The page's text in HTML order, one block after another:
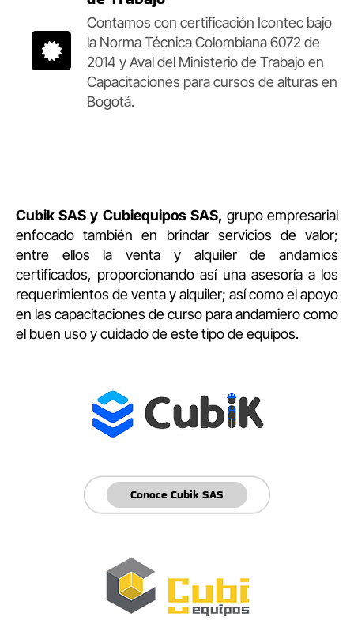
Contamos con certificación Icontec bajo
la Norma Técnica Colombiana 6072 de
2014 y Aval del Ministerio de Trabajo en
Capacitaciones para cursos de alturas en
Bogotá.
Cubik SAS y Cubiequipos SAS, grupo empresarial
enfocado también en brindar servicios de valor;
entre ellos la venta y alquiler de andamios
certificados, proporcionando así una asesoría a los
requerimientos de venta y alquiler; así como el apoyo
en las capacitaciones de curso para andamiero como
el buen uso y cuidado de este tipo de equipos.
Conoce Cubik SAS